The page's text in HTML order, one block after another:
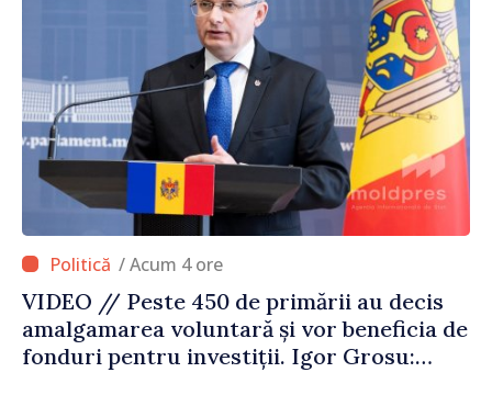
/ Acum 4 ore
VIDEO // Peste 450 de primării au decis
amalgamarea voluntară și vor beneficia de
fonduri pentru investiții. Igor Grosu: